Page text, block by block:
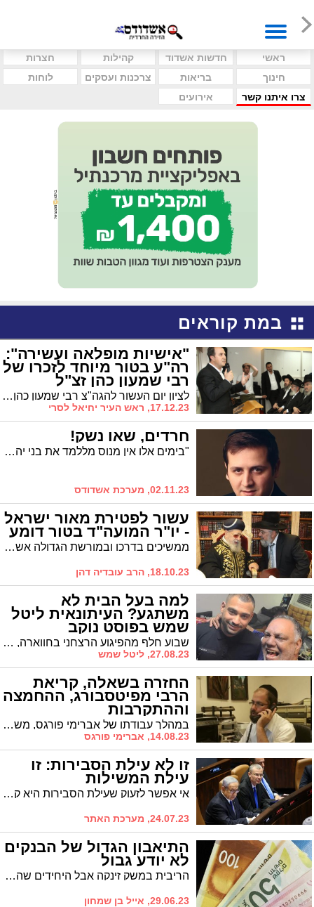
ראשי חדשות אשדוד קהילות
חצרות
חינוך
בריאות צרכנות ועסקים
לוחות
צרו איתנו קשר
אירועים
במת קוראים
"אישיות מופלאה ועשירה":
רה"ע בטור מיוחד לזכרו של
רבי שמעון כהן זצ"ל
לציון יום העשור להגה"צ רבי שמעון כהן זצ"ל מרבניה הותיקים של עירנו, פירסם ראש העיר טור לזכרו של הרב, שעמד בראש מוסדות וישיבת "תהילה לדוד – תורה אור" וכן כיהן כרב שכונת רובע א'
17.12.23, ראש העיר יחיאל לסרי
חרדים, שאו נשק!
"בימים אלו אין מנוס מללמד את בני יהודה קשת, ויפה שעה אחת קודם". איש התקשורת האשדודי קורא לחרדים להתחמש
02.11.23, מערכת אשדודס
עשור לפטירת מאור ישראל
- יו"ר המועה"ד בטור דומע
ממשיכים בדרכו ובמורשת הגדולה אשר הנחיל למען כלל עם ישראל לקרבם תחת כנפי השכינה בחיזוק ובאחדות / הרב עובדיה דהן
18.10.23, הרב עובדיה דהן
למה בעל הבית לא
משתגע? העיתונאית ליטל
שמש בפוסט נוקב
שבוע חלף מהפיגוע הרצחני בחווארה, בו נרצחו באכזריות שי סיילאס ניגרקר ובנו אביעד ניר תושבי אשדוד, העיתונאית ליטל שמש מערוץ 14 כותבת על הדוד והבן דוד שנרצחו, עלינו כחברה ועל הקלות בה כולם חוזרים לשגרה
27.08.23, ליטל שמש
החזרה בשאלה, קריאת
הרבי מפיטסבורג, ההחמצה
וההתקרבות
במהלך עבודתו של אברימי פורגס, משגיח כשרות מטעם המועצה הדתית, הוא נחשף לסיפורו המפעים של 'אברהם אבא', צעיר אשדודי שהתרחק מהדת וחזר בזכות הקריאה ששיגר הרבי מפיטסבורג זצ"ל באמצעות אביו. הסיפור המלא לפניכם
14.08.23, אברימי פורגס
זו לא עילת הסבירות: זו
עילת המשילות
אי אפשר לזעוק שעילת הסבירות היא קץ הדמוקרטיה ואסון לאומי ואז לנהל עליה משא ומתן שקרס בכלל בשל אי הסכמה בסוגיית ההקפאה. כי זו לא עילת הסבירות אלא שאלת המשילות. האם ישנה ממשלה והאם היא מסוגלת למשול
24.07.23, מערכת האתר
התיאבון הגדול של הבנקים
לא יודע גבול
הריבית במשק זינקה אבל היחידים שהרוויחו מזה הם כרגיל הבנקים עם רווח נקי מצרפי של 6 מיליארד שקל ברבעון הראשון. כן 6 מיליארד שקל ב-3 חודשים, כלומר 2 מיליארד שקל בחודש! אבל בשיטה החזירית של בנקים הם לוקחים יותר אבל לא נותנים יותר לאלו שהפקידו אצלם את הכספים שבזכותם הם יכולים לתת לאחרים. עכשיו כשהחלו להכריח לתת, הם מתחכמים באופן שמעליב את האינטילגנציה שלנו. מי יעצור את התיאבון של הבנקים שלא יודעים שובע?
29.06.23, אייל בן שמחון